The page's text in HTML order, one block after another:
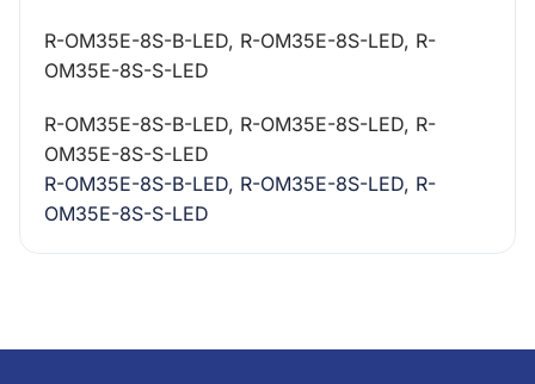
R-OM35E-8S-B-LED, R-OM35E-8S-LED, R-
OM35E-8S-S-LED
R-OM35E-8S-B-LED, R-OM35E-8S-LED, R-
OM35E-8S-S-LED
R-OM35E-8S-B-LED, R-OM35E-8S-LED, R-
OM35E-8S-S-LED